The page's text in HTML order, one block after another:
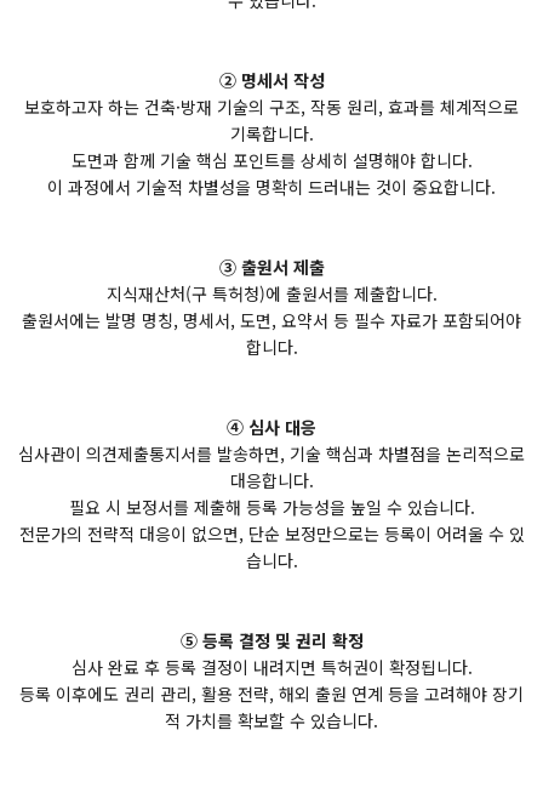
② 명세서 작성
보호하고자 하는 건축·방재 기술의 구조, 작동 원리, 효과를 체계적으로
기록합니다.
도면과 함께 기술 핵심 포인트를 상세히 설명해야 합니다.
이 과정에서 기술적 차별성을 명확히 드러내는 것이 중요합니다.
③ 출원서 제출
지식재산처(구 특허청)에 출원서를 제출합니다.
출원서에는 발명 명칭, 명세서, 도면, 요약서 등 필수 자료가 포함되어야
합니다.
④ 심사 대응
심사관이 의견제출통지서를 발송하면, 기술 핵심과 차별점을 논리적으로
대응합니다.
필요 시 보정서를 제출해 등록 가능성을 높일 수 있습니다.
전문가의 전략적 대응이 없으면, 단순 보정만으로는 등록이 어려울 수 있
습니다.
⑤ 등록 결정 및 권리 확정
심사 완료 후 등록 결정이 내려지면 특허권이 확정됩니다.
등록 이후에도 권리 관리, 활용 전략, 해외 출원 연계 등을 고려해야 장기
적 가치를 확보할 수 있습니다.